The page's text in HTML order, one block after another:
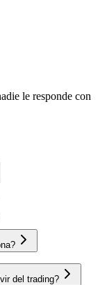
le responde con
del trading?